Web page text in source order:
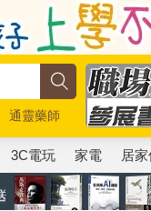
通靈藥師
3C電玩 家電 居